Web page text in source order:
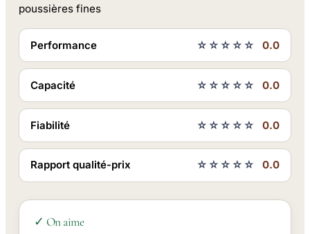
poussières fines
Performance ☆☆☆☆☆ 0.0
Capacité ☆☆☆☆☆ 0.0
Fiabilité ☆☆☆☆☆ 0.0
Rapport qualité-prix ☆☆☆☆☆ 0.0
✓ On aime